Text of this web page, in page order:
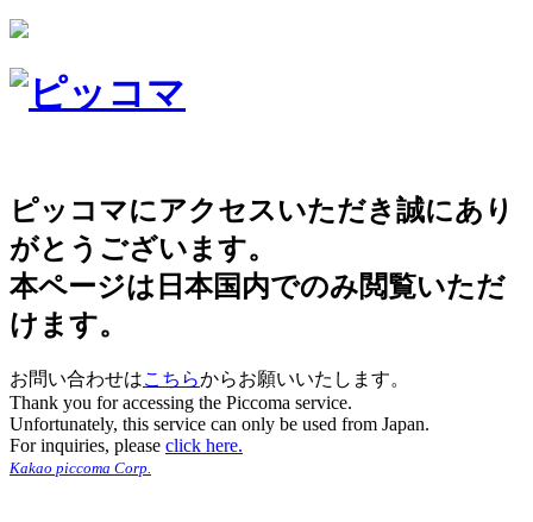
ピッコマにアクセスいただき誠にあり
がとうございます。
本ページは日本国内でのみ閲覧いただ
けます。
お問い合わせはこちらからお願いいたします。
Thank you for accessing the Piccoma service.
Unfortunately, this service can only be used from Japan.
For inquiries, please click here.
Kakao piccoma Corp.